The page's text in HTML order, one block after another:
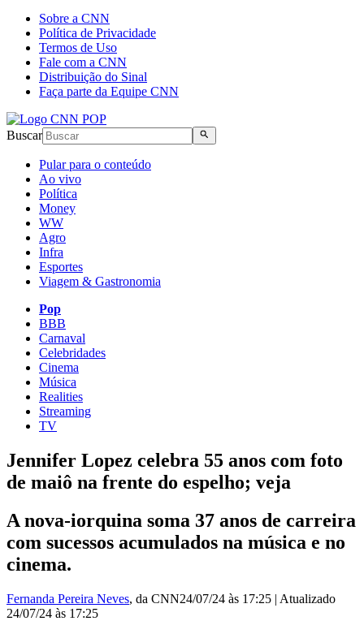
Sobre a CNN
Política de Privacidade
Termos de Uso
Fale com a CNN
Distribuição do Sinal
Faça parte da Equipe CNN
Buscar
Pular para o conteúdo
Ao vivo
Política
Money
WW
Agro
Infra
Esportes
Viagem & Gastronomia
Pop
BBB
Carnaval
Celebridades
Cinema
Música
Realities
Streaming
TV
Jennifer Lopez celebra 55 anos com foto
de maiô na frente do espelho; veja
A nova-iorquina soma 37 anos de carreira
com sucessos acumulados na música e no
cinema.
Fernanda Pereira Neves, da CNN24/07/24 às 17:25 | Atualizado
24/07/24 às 17:25